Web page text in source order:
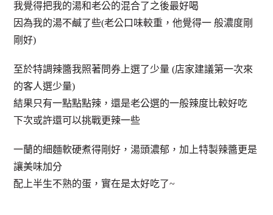
我覺得把我的湯和老公的混合了之後最好喝
因為我的湯不鹹了些(老公口味較重，他覺得一 般濃度剛
剛好)
至於特調辣醬我照著問券上選了少量 (店家建議第一次來
的客人選少量)
結果只有一點點點辣，還是老公選的一般辣度比較好吃
下次或許還可以挑戰更辣一些
一蘭的細麵軟硬煮得剛好，湯頭濃郁，加上特製辣醬更是
讓美味加分
配上半生不熟的蛋，實在是太好吃了~